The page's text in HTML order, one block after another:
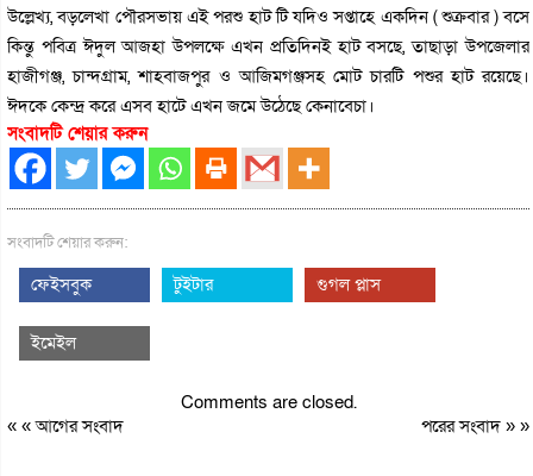
উল্লেখ্য, বড়লেখা পৌরসভায় এই পরশু হাট টি যদিও সপ্তাহে একদিন ( শুক্রবার ) বসে
কিন্তু পবিত্র ঈদুল আজহা উপলক্ষে এখন প্রতিদিনই হাট বসছে, তাছাড়া উপজেলার
হাজীগঞ্জ, চান্দগ্রাম, শাহবাজপুর ও আজিমগঞ্জসহ মোট চারটি পশুর হাট রয়েছে।
ঈদকে কেন্দ্র করে এসব হাটে এখন জমে উঠেছে কেনাবেচা।
সংবাদটি শেয়ার করুন
সংবাদটি শেয়ার করুন:
ফেইসবুক টুইটার গুগল প্লাস
ইমেইল
Comments are closed.
« «আগের সংবাদ পরের সংবাদ» »